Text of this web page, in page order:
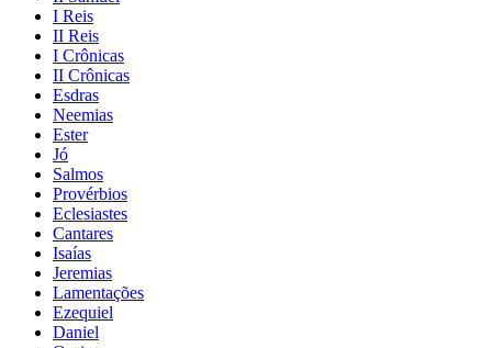
I Reis
II Reis
I Crônicas
II Crônicas
Esdras
Neemias
Ester
Jó
Salmos
Provérbios
Eclesiastes
Cantares
Isaías
Jeremias
Lamentações
Ezequiel
Daniel